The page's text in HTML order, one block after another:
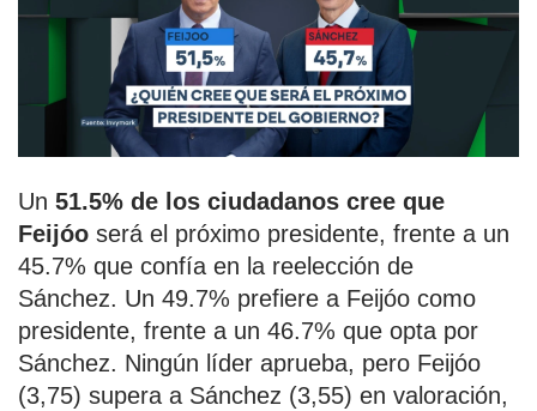
Un 51.5% de los ciudadanos cree que
Feijóo será el próximo presidente, frente a un
45.7% que confía en la reelección de
Sánchez. Un 49.7% prefiere a Feijóo como
presidente, frente a un 46.7% que opta por
Sánchez. Ningún líder aprueba, pero Feijóo
(3,75) supera a Sánchez (3,55) en valoración,